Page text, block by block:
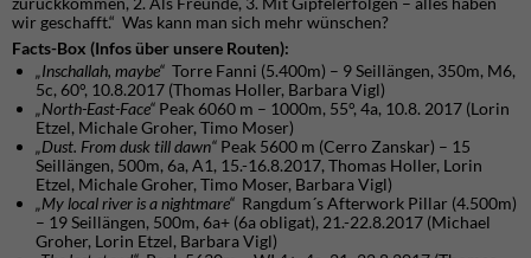
wir geschafft.“ Was kann man sich mehr wünschen?
Facts-Box (Infos über unsere Routen):
„Inschallah, maybe“ Torre Fanni (5.400m) – 9 Seillängen, 350m, M6,
5c, 60°, 10.8.2017 (Thomas Holler, Barbara Vigl)
„North-East-Face“ Peak 6060 m – 1000m, 55°, 4a, 10.8. 2017 (Lorin
Etzel, Michale Groher, Timo Moser)
„Dust. From dusk till dawn“ Peak 5600 m (Cerro Zanskar) – 15
Seillängen, 500m, 6a, A1, 15.-16.8.2017, Thomas Holler, Lorin
Etzel, Michale Groher, Timo Moser, Barbara Vigl)
„My local river is a nightmare“ Rangdum´s Afterwork Pillar (4.500m)
– 19 Seillängen, 500m, 6a+ (6a obligat), 21.-22.8.2017 (Michael
Groher, Lorin Etzel, Barbara Vigl)